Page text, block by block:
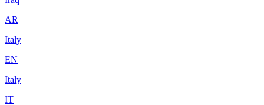
AR
Italy
EN
Italy
IT